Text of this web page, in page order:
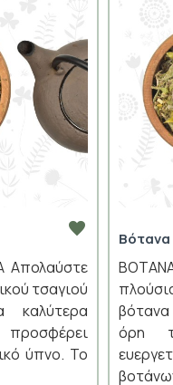
Απολαύστε
τσαγιού
καλύτερα
ύπνο. Το
βότανα
όρη